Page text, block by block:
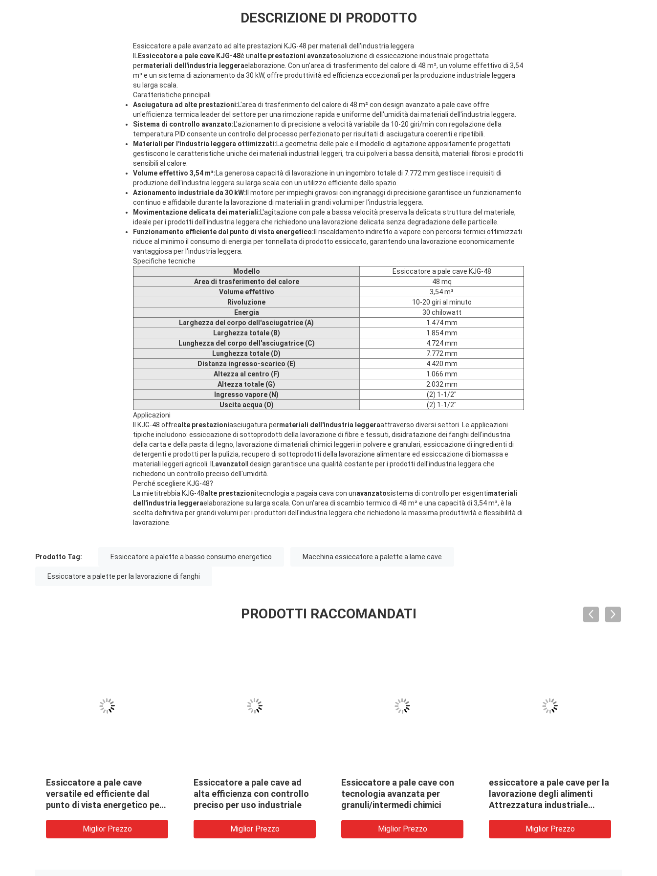
DESCRIZIONE DI PRODOTTO
Essiccatore a pale avanzato ad alte prestazioni KJG-48 per materiali dell'industria leggera
ILEssiccatore a pale cave KJG-48è unalte prestazioni avanzatosoluzione di essiccazione industriale progettata
permateriali dell'industria leggeraelaborazione. Con un'area di trasferimento del calore di 48 m², un volume effettivo di 3,54
m³ e un sistema di azionamento da 30 kW, offre produttività ed efficienza eccezionali per la produzione industriale leggera
su larga scala.
Caratteristiche principali
Asciugatura ad alte prestazioni:L'area di trasferimento del calore di 48 m² con design avanzato a pale cave offre
un'efficienza termica leader del settore per una rimozione rapida e uniforme dell'umidità dai materiali dell'industria leggera.
Sistema di controllo avanzato:L'azionamento di precisione a velocità variabile da 10-20 giri/min con regolazione della
temperatura PID consente un controllo del processo perfezionato per risultati di asciugatura coerenti e ripetibili.
Materiali per l'industria leggera ottimizzati:La geometria delle pale e il modello di agitazione appositamente progettati
gestiscono le caratteristiche uniche dei materiali industriali leggeri, tra cui polveri a bassa densità, materiali fibrosi e prodotti
sensibili al calore.
Volume effettivo 3,54 m³:La generosa capacità di lavorazione in un ingombro totale di 7.772 mm gestisce i requisiti di
produzione dell'industria leggera su larga scala con un utilizzo efficiente dello spazio.
Azionamento industriale da 30 kW: Il motore per impieghi gravosi con ingranaggi di precisione garantisce un funzionamento
continuo e affidabile durante la lavorazione di materiali in grandi volumi per l'industria leggera.
Movimentazione delicata dei materiali:L'agitazione con pale a bassa velocità preserva la delicata struttura del materiale,
ideale per i prodotti dell'industria leggera che richiedono una lavorazione delicata senza degradazione delle particelle.
Funzionamento efficiente dal punto di vista energetico: Il riscaldamento indiretto a vapore con percorsi termici ottimizzati
riduce al minimo il consumo di energia per tonnellata di prodotto essiccato, garantendo una lavorazione economicamente
vantaggiosa per l'industria leggera.
Specifiche tecniche
Modello
Essiccatore a pale cave KJG-48
Area di trasferimento del calore
48 mq
Volume effettivo
3,54 m³
Rivoluzione
10-20 giri al minuto
Energia
30 chilowatt
Larghezza del corpo dell'asciugatrice (A)
1.474 mm
Larghezza totale (B)
1.854 mm
Lunghezza del corpo dell'asciugatrice (C)
4.724 mm
Lunghezza totale (D)
7.772 mm
Distanza ingresso-scarico (E)
4.420 mm
Altezza al centro (F)
1.066 mm
Altezza totale (G)
2.032 mm
Ingresso vapore (N)
(2) 1-1/2"
Uscita acqua (O)
(2) 1-1/2"
Applicazioni
Il KJG-48 offrealte prestazioniasciugatura permateriali dell'industria leggeraattraverso diversi settori. Le applicazioni
tipiche includono: essiccazione di sottoprodotti della lavorazione di fibre e tessuti, disidratazione dei fanghi dell'industria
della carta e della pasta di legno, lavorazione di materiali chimici leggeri in polvere e granulari, essiccazione di ingredienti di
detergenti e prodotti per la pulizia, recupero di sottoprodotti della lavorazione alimentare ed essiccazione di biomassa e
materiali leggeri agricoli. ILavanzato Il design garantisce una qualità costante per i prodotti dell'industria leggera che
richiedono un controllo preciso dell'umidità.
Perché scegliere KJG-48?
La mietitrebbia KJG-48alte prestazionitecnologia a pagaia cava con unavanzatosistema di controllo per esigentimateriali
dell'industria leggeraelaborazione su larga scala. Con un'area di scambio termico di 48 m² e una capacità di 3,54 m³, è la
scelta definitiva per grandi volumi per i produttori dell'industria leggera che richiedono la massima produttività e flessibilità di
lavorazione.
Prodotto Tag: Essiccatore a palette a basso consumo energetico Macchina essiccatore a palette a lame cave
Essiccatore a palette per la lavorazione di fanghi
PRODOTTI RACCOMANDATI
Essiccatore a pale cave
versatile ed efficiente dal
punto di vista energetico per
farmaceutiche/essiccazione
API
Miglior Prezzo
Essiccatore a pale cave ad
alta efficienza con controllo
preciso per uso industriale
Miglior Prezzo
Essiccatore a pale cave con
tecnologia avanzata per
granuli/intermedi chimici
Miglior Prezzo
essiccatore a pale cave per la
lavorazione degli alimenti
Attrezzatura industriale
Miglior Prezzo